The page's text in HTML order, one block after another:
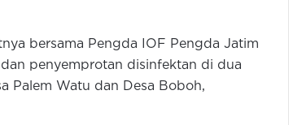
bersama Pengda IOF Pengda Jatim
penyemprotan disinfektan di dua
Palem Watu dan Desa Boboh,